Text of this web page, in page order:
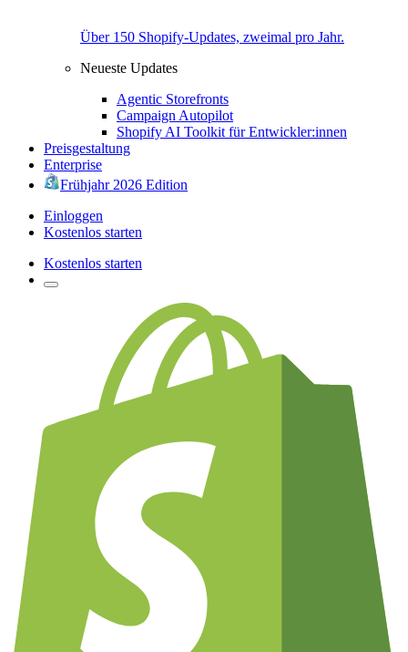
Über 150 Shopify-Updates, zweimal pro Jahr.
Neueste Updates
Agentic Storefronts
Campaign Autopilot
Shopify AI Toolkit für Entwickler:innen
Preisgestaltung
Enterprise
Frühjahr 2026 Edition
Einloggen
Kostenlos starten
Kostenlos starten